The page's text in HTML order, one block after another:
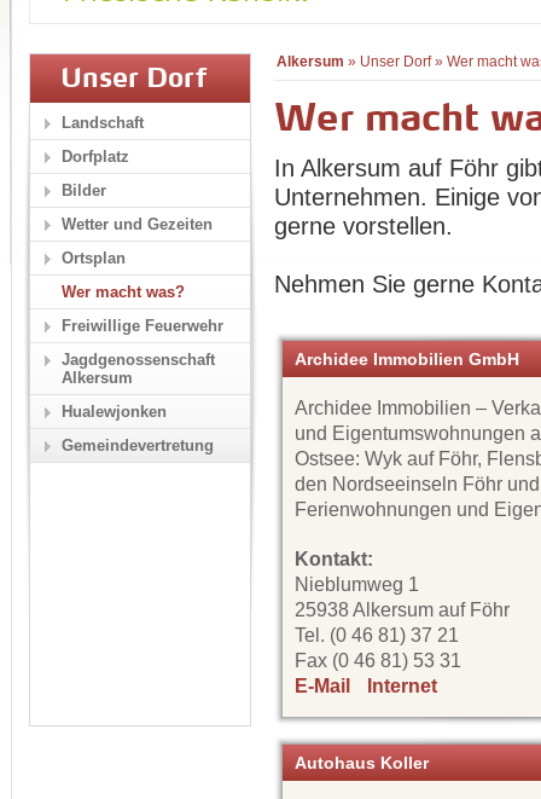
Alkersum » Unser Dorf» Wer macht
Wer macht
In Alkersum auf Föhr
Unternehmen. Einige
gerne vorstellen.
Nehmen Sie gerne
Archidee Immobilien GmbH
Archidee Immobilien –
und Eigentumswohnungen
Ostsee: Wyk auf Föhr,
den Nordseeinseln Föhr
Ferienwohnungen und
Kontakt:
Nieblumweg 1
25938 Alkersum auf Föhr
Tel. (0 46 81) 37 21
Fax (0 46 81) 53 31
E-Mail
Internet
Autohaus Koller
Unser Dorf
Landschaft
Dorfplatz
Bilder
Wetter und Gezeiten
Ortsplan
Wer macht was?
Freiwillige Feuerwehr
Jagdgenossenschaft
Alkersum
Hualewjonken
Gemeindevertretung